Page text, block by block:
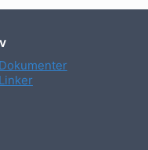
Dokumenter
Linker